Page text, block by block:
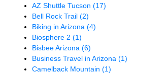
AZ Shuttle Tucson(17)
Bell Rock Trail(2)
Biking in Arizona(4)
Biosphere 2(1)
Bisbee Arizona(6)
Business Travel in Arizona(1)
Camelback Mountain(1)